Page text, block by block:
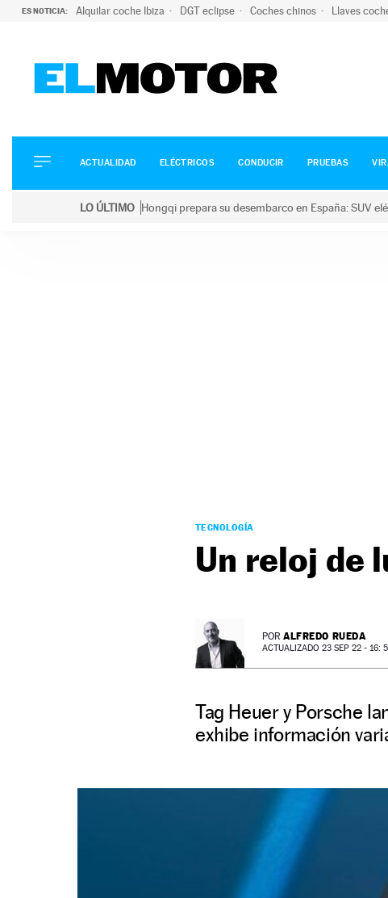
ES NOTICIA: Alquilar coche Ibiza DGT eclipse Coches chinos Llaves
ELÉCTRICOS
CONDUCIR
ACTUALIDAD ELÉCTRICOS CONDUCIR PRUEBAS
LO ÚLTIMO Hongqi prepara su desembarco en España: SUV
TECNOLOGÍA
Un reloj de
POR ALFREDO RUEDA
ACTUALIZADO 23 SEP 22 - 16:
Tag Heuer y Porsche
exhibe información